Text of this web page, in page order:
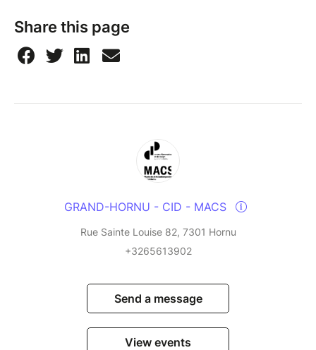
Share this page
GRAND-HORNU - CID - MACS
Rue Sainte Louise 82, 7301 Hornu
+3265613902
Send a message
View events